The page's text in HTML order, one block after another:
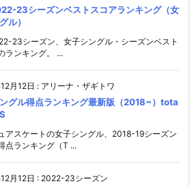
23シーズンベストスコアランキング（女
ル）
23シーズン、女子シングル・シーズンベスト
ランキング。 ...
月12日 : アリーナ・ザギトワ
グル得点ランキング最新版（2018~）tota
アスケートの女子シングル、2018-19シーズン
点ランキング（T ...
月12日 : 2022-23シーズン